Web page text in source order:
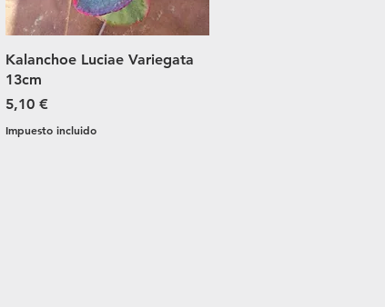
Vista rápida
Kalanchoe Luciae Variegata
13cm
Precio
5,10 €
Impuesto incluido